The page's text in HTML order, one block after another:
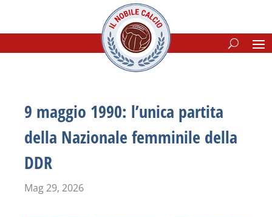
9 maggio 1990: l’unica partita
della Nazionale femminile della
DDR
Mag 29, 2026